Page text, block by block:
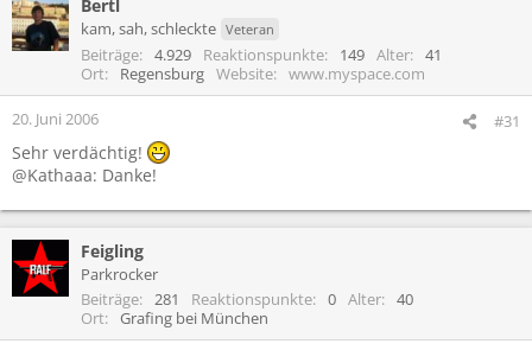
Bertl
kam, sah, schleckte Veteran
Beiträge 4.929 Reaktionspunkte 149 Alter
41
Ort
Regensburg Website www.myspace.com
20. Juni 2006 #31
Sehr verdächtig!
@Kathaaa: Danke!
Feigling
Parkrocker
Beiträge
281 Reaktionspunkte 0 Alter
40
Ort
Grafing bei München